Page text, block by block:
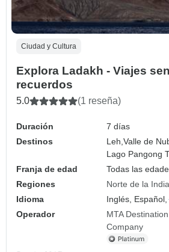
Ciudad y Cultura
Explora Ladakh - Viajes
recuerdos
5.0 (1 reseña)
Duración
7 días
Destinos
Leh,Valle de
Lago Pangong
Franja de edad
Todas las
Regiones
Norte de la India
Idioma
Inglés, Español,
Operador
MTA
Company